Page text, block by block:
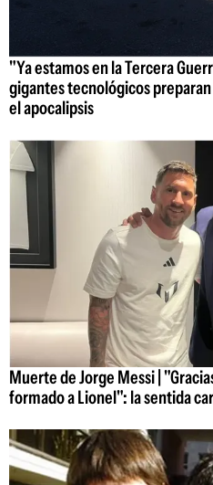
"Ya estamos en la Tercera
gigantes tecnológicos
el apocalipsis
Muerte de Jorge Messi |
formado a Lionel": la sentida